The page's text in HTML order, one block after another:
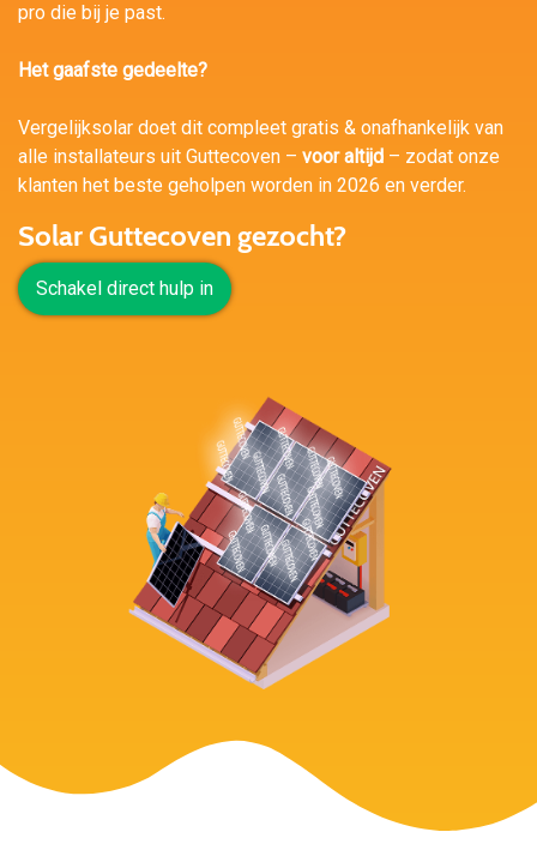
pro die bij je past.
Het gaafste gedeelte?
Vergelijksolar doet dit compleet gratis & onafhankelijk van
alle installateurs uit Guttecoven – voor altijd – zodat onze
klanten het beste geholpen worden in 2026 en verder.
Solar Guttecoven gezocht?
Schakel direct hulp in